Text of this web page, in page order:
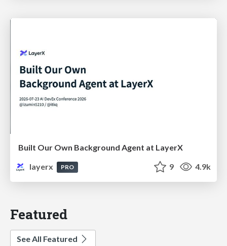
Built Our Own Background Agent at LayerX
layerx
PRO 9 4.9k
Featured
See All Featured